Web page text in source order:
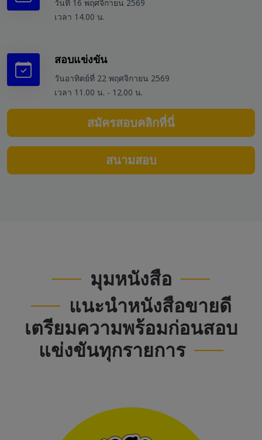
วันที่ 16 พฤศจิกายน 2569
เวลา 14.00 น.
สอบแข่งขัน
วันอาทิตย์ที่ 22 พฤศจิกายน 2569
เวลา 11.00 น. - 12.00 น.
สมัครสอบคลิกที่นี่
สนามสอบ
มุมหนังสือ
แนะนำหนังสือขายดี
เตรียมความพร้อมก่อนสอบ
แข่งขันทุกรายการ